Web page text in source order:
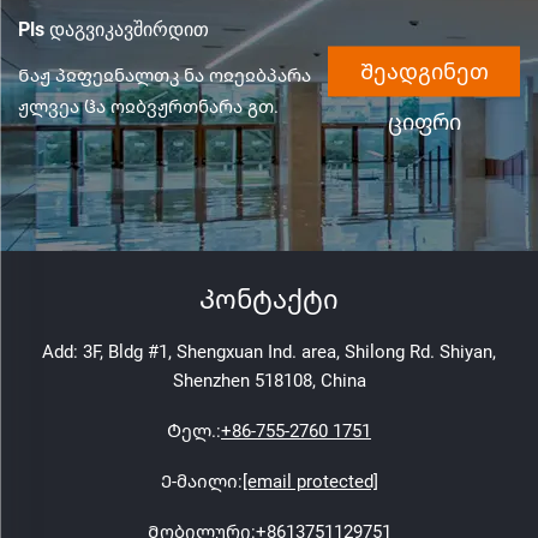
Pls დაგვიკავშირდით
Ნაჟ პჲფეჲნალთკ ნა ოჲეჲბპარა
ჟლვეა ჱა ოჲბვჟრთნარა გთ.
Შეადგინეთ
ციფრი
Კონტაქტი
Add: 3F, Bldg #1, Shengxuan Ind. area, Shilong Rd. Shiyan,
Shenzhen 518108, China
Ტელ.:+86-755-2760 1751
Ე-მაილი:[email protected]
Მობილური:+8613751129751